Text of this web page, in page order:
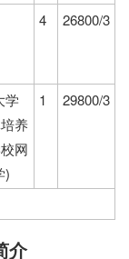
4 26800/3
学
养
网
)
1 29800/3
介